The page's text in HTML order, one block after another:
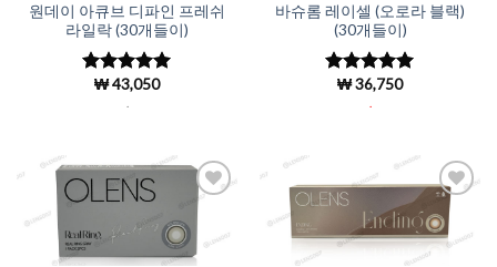
원데이 아큐브 디파인 프레쉬
라일락 (30개들이)
5 중에서
로 평
₩43,050
바슈롬 레이셀 (오로라 블랙)
(30개들이)
5 중에서
로 평
₩36,750
Add to
Wishlist
Add to
Wishlist